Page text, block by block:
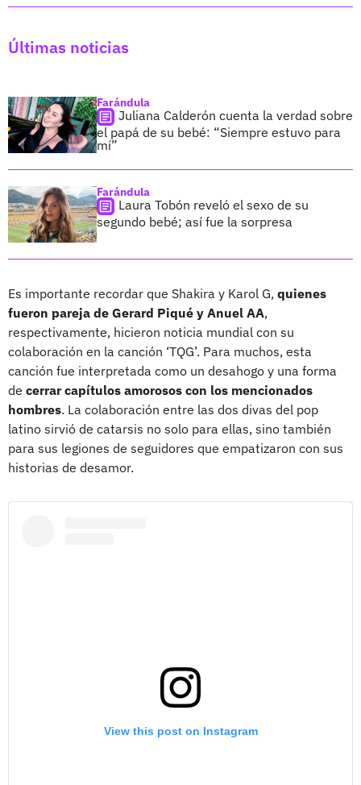
Últimas noticias
Farándula
Juliana Calderón cuenta la verdad sobre
el papá de su bebé: “Siempre estuvo para
mí”
Farándula
Laura Tobón reveló el sexo de su
segundo bebé; así fue la sorpresa
Es importante recordar que Shakira y Karol G, quienes
fueron pareja de Gerard Piqué y Anuel AA,
respectivamente, hicieron noticia mundial con su
colaboración en la canción ‘TQG’. Para muchos, esta
canción fue interpretada como un desahogo y una forma
de cerrar capítulos amorosos con los mencionados
hombres. La colaboración entre las dos divas del pop
latino sirvió de catarsis no solo para ellas, sino también
para sus legiones de seguidores que empatizaron con sus
historias de desamor.
View this post on Instagram